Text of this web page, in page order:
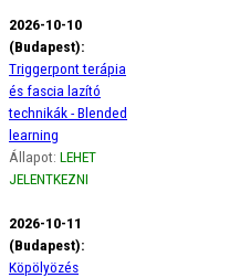
2026-10-10
(Budapest):
Triggerpont terápia
és fascia lazító
technikák - Blended
learning
Állapot: LEHET
JELENTKEZNI
2026-10-11
(Budapest):
Köpölyözés